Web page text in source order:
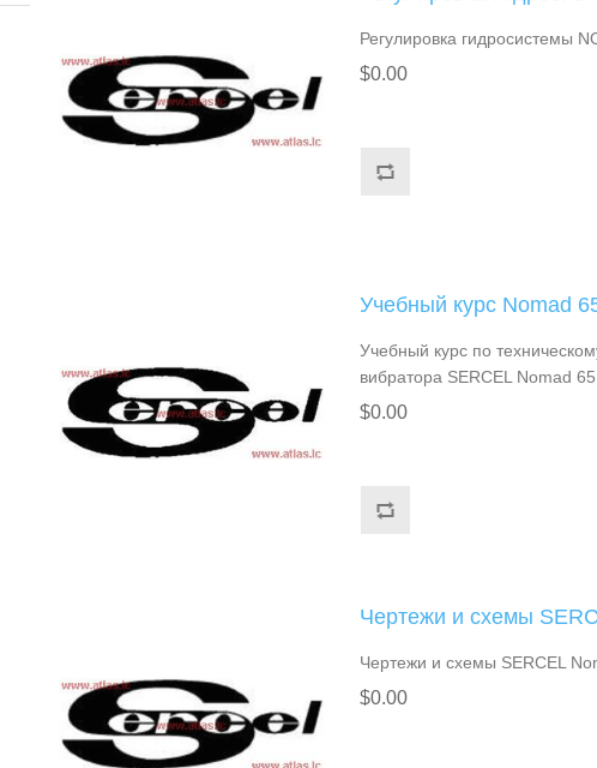
Регулировка гидросистемы
$0.00
Учебный курс Nomad
Учебный курс по
вибратора SERCEL Nomad 65
$0.00
Чертежи и схемы
Чертежи и схемы SERCEL
$0.00